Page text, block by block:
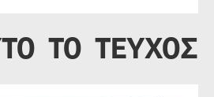
ΤΟ ΤΕΥΧΟΣ